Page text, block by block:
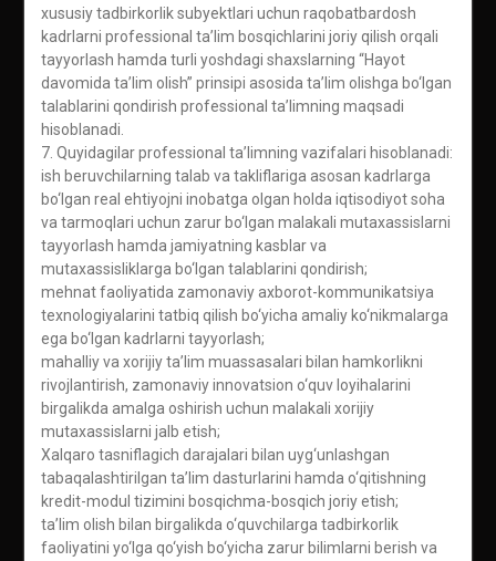
xususiy tadbirkorlik subyektlari uchun raqobatbardosh
kadrlarni professional ta’lim bosqichlarini joriy qilish orqali
tayyorlash hamda turli yoshdagi shaxslarning “Hayot
davomida ta’lim olish” prinsipi asosida ta’lim olishga bo‘lgan
talablarini qondirish professional ta’limning maqsadi
hisoblanadi.
7. Quyidagilar professional ta’limning vazifalari hisoblanadi:
ish beruvchilarning talab va takliflariga asosan kadrlarga
bo‘lgan real ehtiyojni inobatga olgan holda iqtisodiyot soha
va tarmoqlari uchun zarur bo‘lgan malakali mutaxassislarni
tayyorlash hamda jamiyatning kasblar va
mutaxassisliklarga bo‘lgan talablarini qondirish;
mehnat faoliyatida zamonaviy axborot-kommunikatsiya
texnologiyalarini tatbiq qilish bo‘yicha amaliy ko‘nikmalarga
ega bo‘lgan kadrlarni tayyorlash;
mahalliy va xorijiy ta’lim muassasalari bilan hamkorlikni
rivojlantirish, zamonaviy innovatsion o‘quv loyihalarini
birgalikda amalga oshirish uchun malakali xorijiy
mutaxassislarni jalb etish;
Xalqaro tasniflagich darajalari bilan uyg‘unlashgan
tabaqalashtirilgan ta’lim dasturlarini hamda o‘qitishning
kredit-modul tizimini bosqichma-bosqich joriy etish;
ta’lim olish bilan birgalikda o‘quvchilarga tadbirkorlik
faoliyatini yo‘lga qo‘yish bo‘yicha zarur bilimlarni berish va